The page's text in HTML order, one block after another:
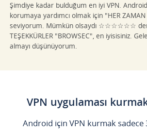
Şimdiye kadar bulduğum en iyi VPN.
korumaya yardımcı olmak için "HER ZAMAN
seviyorum. Mümkün olsaydı ☆☆☆☆☆☆
TEŞEKKÜRLER "BROWSEC", en iyisisiniz.
almayı düşünüyorum.
VPN uygulaması
Android için VPN kurmak sadece